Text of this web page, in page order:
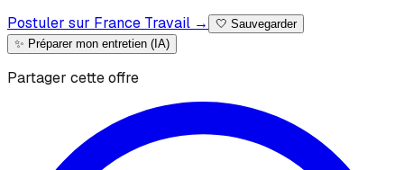
Postuler sur France Travail →
🤍 Sauvegarder
✨ Préparer mon entretien (IA)
Partager cette offre